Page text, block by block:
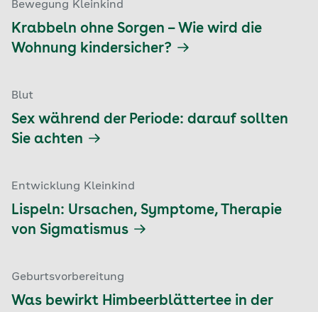
Bewegung Kleinkind
Krabbeln ohne Sorgen – Wie wird die
Wohnung kindersicher?
Blut
Sex während der Periode: darauf sollten
Sie achten
Entwicklung Kleinkind
Lispeln: Ursachen, Symptome, Therapie
von Sigmatismus
Geburtsvorbereitung
Was bewirkt Himbeerblättertee in der